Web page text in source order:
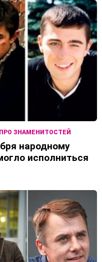
ПРО ЗНАМЕНИТОСТЕЙ
народному
исполниться